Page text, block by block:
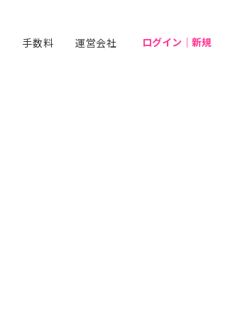
手数料 運営会社 ログイン｜新規